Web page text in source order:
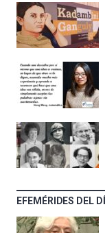
EFEMÉRIDES DEL